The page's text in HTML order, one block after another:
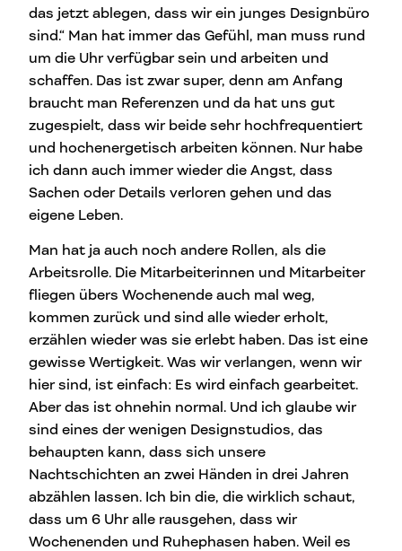
das jetzt ablegen, dass wir ein junges Designbüro
sind.“ Man hat immer das Gefühl, man muss rund
um die Uhr verfügbar sein und arbeiten und
schaffen. Das ist zwar super, denn am Anfang
braucht man Referenzen und da hat uns gut
zugespielt, dass wir beide sehr hochfrequentiert
und hochenergetisch arbeiten können. Nur habe
ich dann auch immer wieder die Angst, dass
Sachen oder Details verloren gehen und das
eigene Leben.
Man hat ja auch noch andere Rollen, als die
Arbeitsrolle. Die Mitarbeiterinnen und Mitarbeiter
fliegen übers Wochenende auch mal weg,
kommen zurück und sind alle wieder erholt,
erzählen wieder was sie erlebt haben. Das ist eine
gewisse Wertigkeit. Was wir verlangen, wenn wir
hier sind, ist einfach: Es wird einfach gearbeitet.
Aber das ist ohnehin normal. Und ich glaube wir
sind eines der wenigen Designstudios, das
behaupten kann, dass sich unsere
Nachtschichten an zwei Händen in drei Jahren
abzählen lassen. Ich bin die, die wirklich schaut,
dass um 6 Uhr alle rausgehen, dass wir
Wochenenden und Ruhephasen haben. Weil es